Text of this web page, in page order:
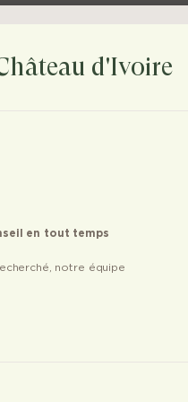
d'Ivoire
en tout temps
notre équipe